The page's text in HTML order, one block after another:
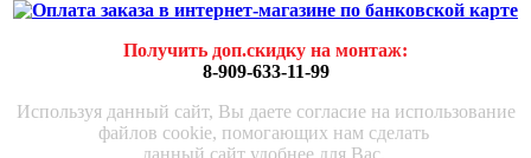
Получить доп.скидку на монтаж:
8-909-633-11-99
Используя данный сайт, Вы даете согласие на использование
файлов cookie, помогающих нам сделать